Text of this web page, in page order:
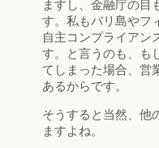
ますし、金融庁の目
す。私もバリ島やフ
自主コンプライアン
す。と言うのも、も
てしまった場合、営
あるからです。
そうすると当然、他
ますよね。